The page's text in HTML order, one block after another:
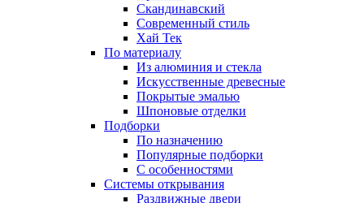
Скандинавский
Современный стиль
Хай Тек
По материалу
Из алюминия и стекла
Искусственные древесные
Покрытые эмалью
Шпоновые отделки
Подборки
По назначению
Популярные подборки
С особенностями
Системы открывания
Раздвижные двери